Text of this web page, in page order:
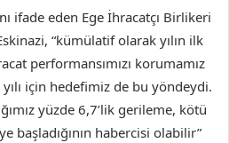
ifade eden Ege İhracatçı Birlikeri
“kümülatif olarak yılın ilk
performansımızı korumamız
için hedefimiz de bu yöndeydi.
yüzde 6,7’lik gerileme, kötü
başladığının habercisi olabilir”